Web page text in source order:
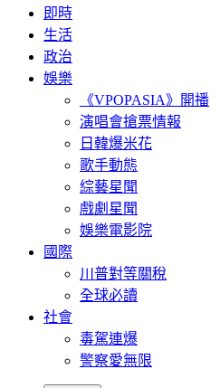
即時
生活
政治
娛樂
《VPOPASIA》開播
演唱會搶票情報
日韓爆米花
歌手動態
綜藝星聞
戲劇星聞
娛樂電影院
國際
川普對等關稅
全球必讀
社會
毒駕連爆
警察愛無限